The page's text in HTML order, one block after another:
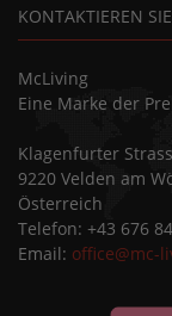
KONTAKTIEREN
McLiving
Eine Marke der
Klagenfurter
9220 Velden am
Österreich
Telefon: +43 676
Email: office@mc-